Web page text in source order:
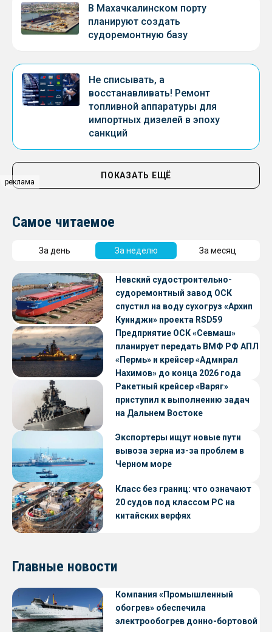
реклама
В Махачкалинском порту
планируют создать
судоремонтную базу
Не списывать, а
восстанавливать! Ремонт
топливной аппаратуры для
импортных дизелей в эпоху
санкций
ПОКАЗАТЬ ЕЩЁ
Самое читаемое
За день За неделю За месяц
Невский судостроительно-
судоремонтный завод ОСК
спустил на воду сухогруз «Архип
Куинджи» проекта RSD59
Предприятие ОСК «Севмаш»
планирует передать ВМФ РФ АПЛ
«Пермь» и крейсер «Адмирал
Нахимов» до конца 2026 года
Ракетный крейсер «Варяг»
приступил к выполнению задач
на Дальнем Востоке
Экспортеры ищут новые пути
вывоза зерна из-за проблем в
Черном море
Класс без границ: что означают
20 судов под классом РС на
китайских верфях
Главные новости
Компания «Промышленный
обогрев» обеспечила
электрообогрев донно-бортовой